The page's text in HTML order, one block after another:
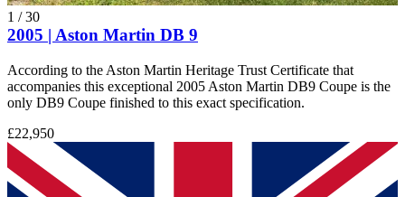
1 /30
2005 | Aston Martin DB 9
According to the Aston Martin Heritage Trust Certificate that
accompanies this exceptional 2005 Aston Martin DB9 Coupe is the
only DB9 Coupe finished to this exact specification.
£22,950